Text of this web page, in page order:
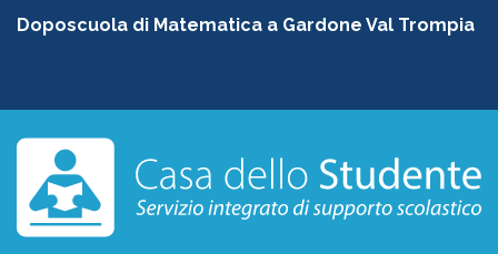
Doposcuola di Matematica a Gardone Val Trompia